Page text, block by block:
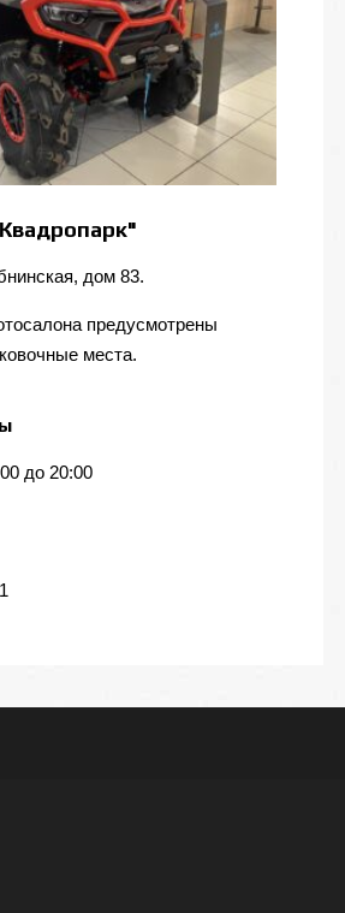
дом 83.
предусмотрены
места.
до 20:00